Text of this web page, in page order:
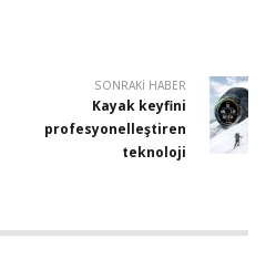
SONRAKI HABER
Kayak keyfini
profesyonelleştiren
teknoloji